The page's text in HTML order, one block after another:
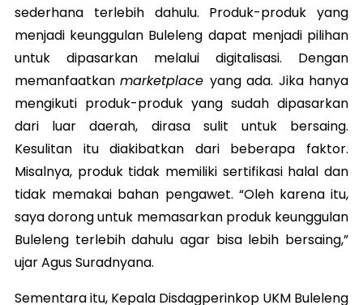
sederhana terlebih dahulu. Produk-produk yang
menjadi keunggulan Buleleng dapat menjadi pilihan
untuk dipasarkan melalui digitalisasi. Dengan
memanfaatkanmarketplace yang ada. Jika hanya
mengikuti produk-produk yang sudah dipasarkan
dari luar daerah, dirasa sulit untuk bersaing.
Kesulitan itu diakibatkan dari beberapa faktor.
Misalnya, produk tidak memiliki sertifikasi halal dan
tidak memakai bahan pengawet. “Oleh karena itu,
saya dorong untuk memasarkan produk keunggulan
Buleleng terlebih dahulu agar bisa lebih bersaing,”
ujar Agus Suradnyana.
Sementara itu, Kepala Disdagperinkop UKM Buleleng